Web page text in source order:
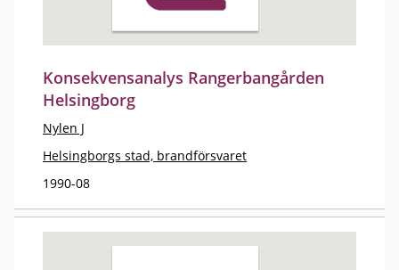
Konsekvensanalys Rangerbangården
Helsingborg
Nylen J
Helsingborgs stad, brandförsvaret
1990-08